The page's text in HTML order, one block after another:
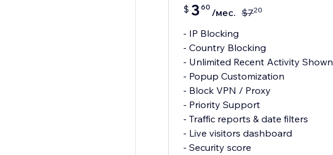
$ 3 60 /мес. $720
- IP Blocking
- Country Blocking
- Unlimited Recent Activity Shown
- Popup Customization
- Block VPN / Proxy
- Priority Support
- Traffic reports & date filters
- Live visitors dashboard
- Security score